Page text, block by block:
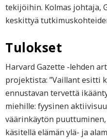
tekijöihin. Kolmas johtaja,
keskittyä
Tulokset
Harvard Gazette -lehden
projektista: ”Vaillant esitti
ennustavan tervettä
miehille: fyysinen
väärinkäytön
käsitellä elämän ylä- ja